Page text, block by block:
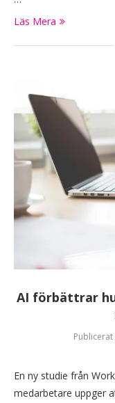
Läs Mera
AI förbättrar
Publicerat
En ny studie från
medarbetare uppger